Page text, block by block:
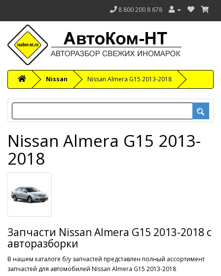
8 800 200 8 678
Nissan Nissan Almera G15 2013-2018
Nissan Almera G15 2013-
2018
Запчасти Nissan Almera G15 2013-2018 с
авторазборки
В нашем каталоге б/у запчастей представлен полный ассортимент
запчастей для автомобилей Nissan Almera G15 2013-2018